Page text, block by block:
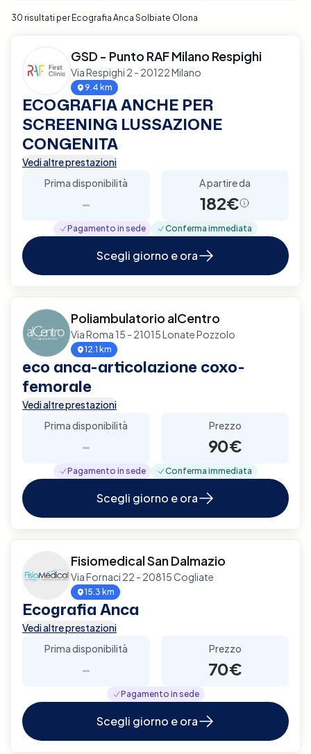
30 risultati per Ecografia Anca Solbiate Olona
GSD - Punto RAF Milano Respighi
Via Respighi 2 - 20122 Milano
9.4 km
ECOGRAFIA ANCHE PER
SCREENING LUSSAZIONE
CONGENITA
Vedi altre prestazioni
Prima disponibilità
-
A partire da
182€
Pagamento in sede Conferma immediata
Scegli giorno e ora
Poliambulatorio alCentro
Via Roma 15 - 21015 Lonate Pozzolo
12.1 km
eco anca-articolazione coxo-
femorale
Vedi altre prestazioni
Prima disponibilità
-
Prezzo
90€
Pagamento in sede Conferma immediata
Scegli giorno e ora
Fisiomedical San Dalmazio
Via Fornaci 22 - 20815 Cogliate
15.3 km
Ecografia Anca
Vedi altre prestazioni
Prima disponibilità
-
Prezzo
70€
Pagamento in sede
Scegli giorno e ora